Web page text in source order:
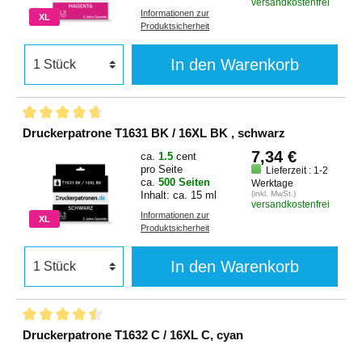
XL
Informationen zur
Produktsicherheit
versandkostenfrei
In den Warenkorb
Druckerpatrone T1631 BK / 16XL BK , schwarz
XL
ca. 1.5 cent
pro Seite
ca. 500 Seiten
Inhalt: ca. 15 ml
Informationen zur
Produktsicherheit
7,34 €
Lieferzeit : 1-2
Werktage
(inkl. MwSt.)
versandkostenfrei
In den Warenkorb
Druckerpatrone T1632 C / 16XL C, cyan